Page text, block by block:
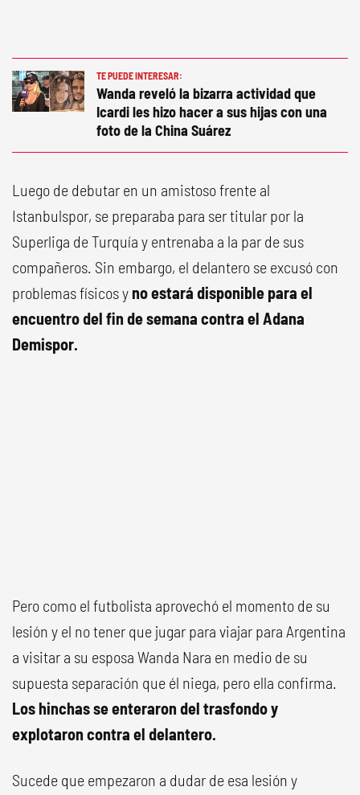
TE PUEDE INTERESAR:
Wanda reveló la bizarra actividad que
Icardi les hizo hacer a sus hijas con una
foto de la China Suárez
Luego de debutar en un amistoso frente al
Istanbulspor, se preparaba para ser titular por la
Superliga de Turquía y entrenaba a la par de sus
compañeros. Sin embargo, el delantero se excusó con
problemas físicos y no estará disponible para el
encuentro del fin de semana contra el Adana
Demispor.
Pero como el futbolista aprovechó el momento de su
lesión y el no tener que jugar para viajar para Argentina
a visitar a su esposa Wanda Nara en medio de su
supuesta separación que él niega, pero ella confirma.
Los hinchas se enteraron del trasfondo y
explotaron contra el delantero.
Sucede que empezaron a dudar de esa lesión y